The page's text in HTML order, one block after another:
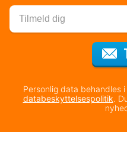
Personlig data behandles
databeskyttelsespolitik.